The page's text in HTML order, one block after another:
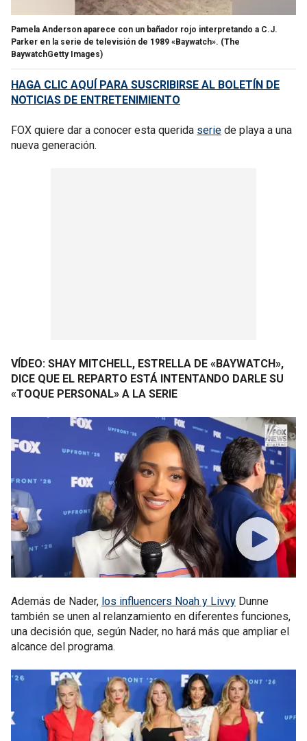
Pamela Anderson aparece con un bañador rojo interpretando a C.J.
Parker en la serie de televisión de 1989 «Baywatch». (The
BaywatchGetty Images)
HAGA CLIC AQUÍ PARA SUSCRIBIRSE AL BOLETÍN DE
NOTICIAS DE ENTRETENIMIENTO
FOX quiere dar a conocer esta querida serie de playa a una
nueva generación.
VÍDEO: SHAY MITCHELL, ESTRELLA DE «BAYWATCH»,
DICE QUE EL REPARTO ESTÁ INTENTANDO DARLE SU
«TOQUE PERSONAL» A LA SERIE
Además de Nader, los influencers Noah y Livvy Dunne
también se unen al relanzamiento en diferentes funciones,
una decisión que, según Nader, no hará más que ampliar el
alcance del programa.